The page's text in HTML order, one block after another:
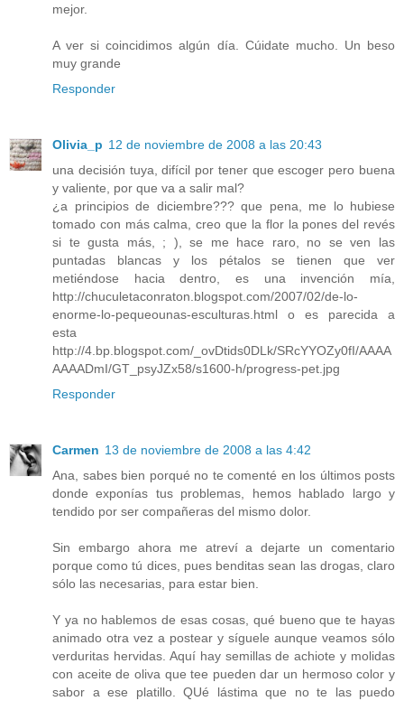
mejor.
A ver si coincidimos algún día. Cúidate mucho. Un beso
muy grande
Responder
Olivia_p 12 de noviembre de 2008 a las 20:43
una decisión tuya, difícil por tener que escoger pero buena
y valiente, por que va a salir mal?
¿a principios de diciembre??? que pena, me lo hubiese
tomado con más calma, creo que la flor la pones del revés
si te gusta más, ; ), se me hace raro, no se ven las
puntadas blancas y los pétalos se tienen que ver
metiéndose hacia dentro, es una invención mía,
http://chuculetaconraton.blogspot.com/2007/02/de-lo-
enorme-lo-pequeounas-esculturas.html o es parecida a
esta
http://4.bp.blogspot.com/_ovDtids0DLk/SRcYYOZy0fI/AAAA
AAAADmI/GT_psyJZx58/s1600-h/progress-pet.jpg
Responder
Carmen 13 de noviembre de 2008 a las 4:42
Ana, sabes bien porqué no te comenté en los últimos posts
donde exponías tus problemas, hemos hablado largo y
tendido por ser compañeras del mismo dolor.
Sin embargo ahora me atreví a dejarte un comentario
porque como tú dices, pues benditas sean las drogas, claro
sólo las necesarias, para estar bien.
Y ya no hablemos de esas cosas, qué bueno que te hayas
animado otra vez a postear y síguele aunque veamos sólo
verduritas hervidas. Aquí hay semillas de achiote y molidas
con aceite de oliva que tee pueden dar un hermoso color y
sabor a ese platillo. QUé lástima que no te las puedo